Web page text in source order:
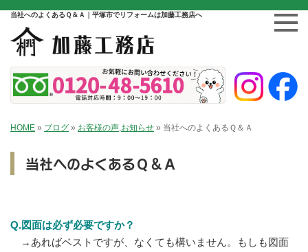
当社へのよくあるＱ＆Ａ｜平塚市でリフォームは加藤工務店へ
HOME » ブログ » お客様の声 お知らせ » 当社へのよくあるＱ＆Ａ
当社へのよくあるＱ＆Ａ
Q.図面は必ず必要ですか？
→あればベストですが、なくても構いません。もしも図面